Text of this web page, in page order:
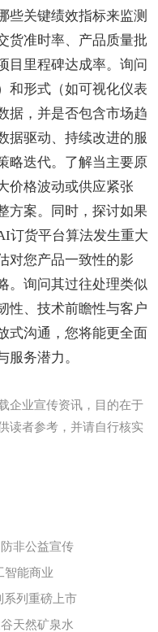
些关键绩效指标来监测
货准时率、产品质量批
目里程碑达成率。询问
和形式（如可视化仪表
据，并是否包含市场趋
据驱动、持续改进的服
略迭代。了解当主要原
价格波动或供应紧张
方案。同时，探讨如果
订货平台算法发生重大
对您产品一致性的影
。询问其过往处理类似
性、技术前瞻性与客户
式沟通，您将能更全面
服务潜力。
企业宣传资讯，目的在于
读者参考，并请自行核实
非公益宣传
智能商业
系列重磅上市
天然矿泉水